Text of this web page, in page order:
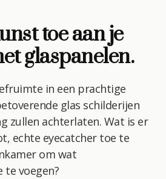
toe aan je
glaspanelen.
in een prachtige
glas schilderijen
zullen achterlaten. Wat is er
echte eyecatcher toe te
om wat
te voegen?